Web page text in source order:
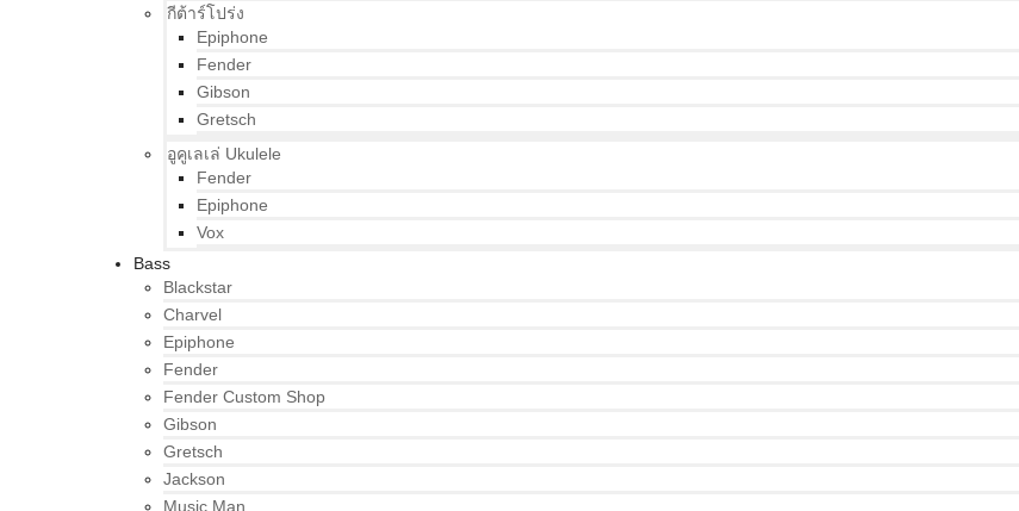
กีต้าร์โปร่ง
Epiphone
Fender
Gibson
Gretsch
อูคูเลเล่ Ukulele
Fender
Epiphone
Vox
Bass
Blackstar
Charvel
Epiphone
Fender
Fender Custom Shop
Gibson
Gretsch
Jackson
Music Man